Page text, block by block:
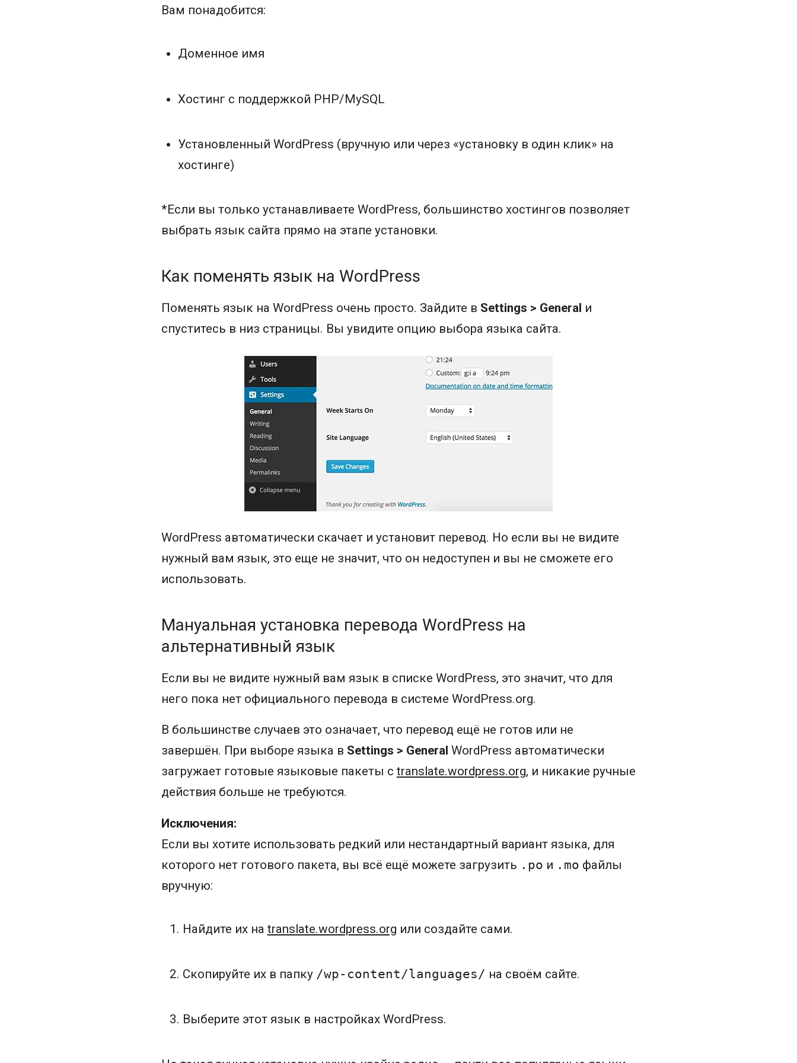
Вам понадобится:
Доменное имя
Хостинг с поддержкой PHP/MySQL
Установленный WordPress (вручную или через «установку в один клик» на
хостинге)
*Если вы только устанавливаете WordPress, большинство хостингов позволяет
выбрать язык сайта прямо на этапе установки.
Как поменять язык на WordPress
Поменять язык на WordPress очень просто. Зайдите в Settings > General и
спуститесь в низ страницы. Вы увидите опцию выбора языка сайта.
WordPress автоматически скачает и установит перевод. Но если вы не видите
нужный вам язык, это еще не значит, что он недоступен и вы не сможете его
использовать.
Мануальная установка перевода WordPress на
альтернативный язык
Если вы не видите нужный вам язык в списке WordPress, это значит, что для
него пока нет официального перевода в системе WordPress.org.
В большинстве случаев это означает, что перевод ещё не готов или не
завершён. При выборе языка в Settings > General WordPress автоматически
загружает готовые языковые пакеты с translate.wordpress.org, и никакие ручные
действия больше не требуются.
Исключения:
Если вы хотите использовать редкий или нестандартный вариант языка, для
которого нет готового пакета, вы всё ещё можете загрузить .po и .mo файлы
вручную:
Найдите их на translate.wordpress.org или создайте сами.
Скопируйте их в папку /wp-content/languages/ на своём сайте.
Выберите этот язык в настройках WordPress.